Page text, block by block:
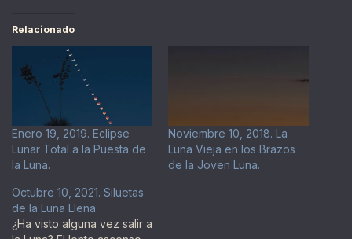
Relacionado
Enero 19, 2019. Eclipse
Lunar Total a la Puesta de
la Luna.
Noviembre 10, 2018. La
Luna Vieja en los Brazos
de la Joven Luna.
Octubre 10, 2021. Siluetas
de la Luna Llena
¿Ha visto alguna vez salir a